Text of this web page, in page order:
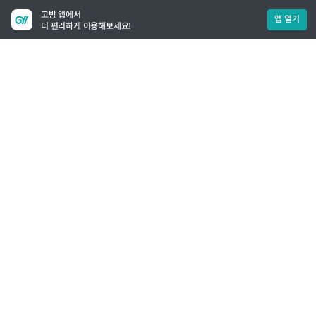
고방 앱에서
더 편리하게 이용해보세요!
앱 열기